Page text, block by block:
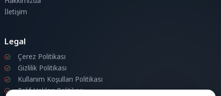
İletişim
Legal
Çerez Politikası
Gizlilik Politikası
Kullanım Koşulları Politikası
Telif Hakları Politikası